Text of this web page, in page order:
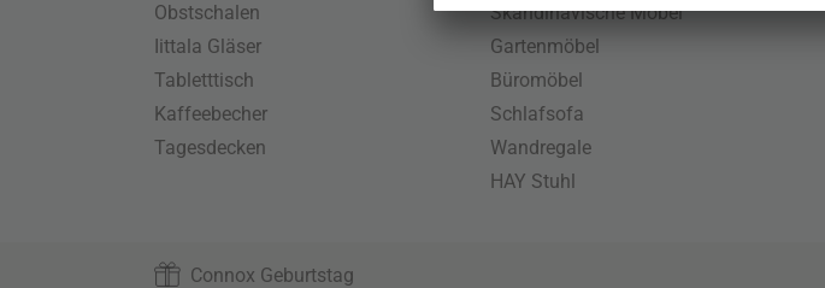
Obstschalen
Iittala Gläser
Tabletttisch
Kaffeebecher
Tagesdecken
Skandinavische Möbel
Gartenmöbel
Büromöbel
Schlafsofa
Wandregale
HAY Stuhl
Connox Geburtstag